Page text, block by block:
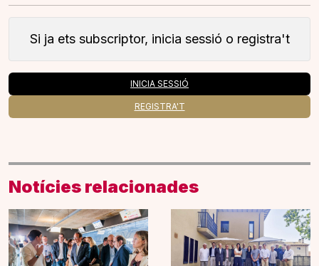
Si ja ets subscriptor, inicia sessió o registra't
INICIA SESSIÓ
REGISTRA'T
Notícies relacionades